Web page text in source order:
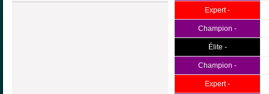
Expert -
Champion -
Élite -
Champion -
Expert -